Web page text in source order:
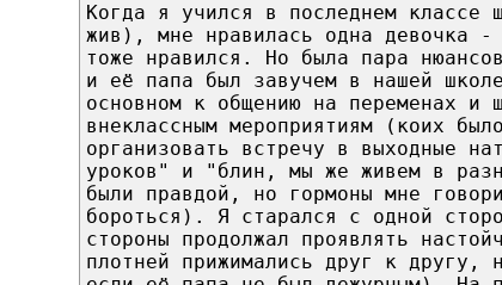
Когда я учился в последнем
жив), мне нравилась одна девочка -
тоже нравился. Но была пара
и её папа был завучем в нашей
основном к общению на переменах и
внеклассным мероприятиям (коих
организовать встречу в выходные
уроков" и "блин, мы же живем в
были правдой, но гормоны мне
бороться). Я старался с одной
стороны продолжал проявлять
плотней прижимались друг к другу,